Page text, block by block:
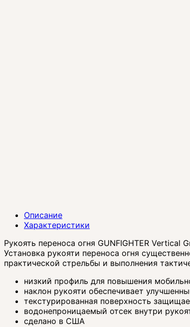
Описание
Характеристики
Рукоять переноса огня GUNFIGHTER
Установка рукояти переноса огня
практической стрельбы и выполнения
Подробнее:https://arsenal911.com.ua/p395-
picatinny
низкий профиль для повышения
наклон рукояти обеспечивает
текстурированная поверхность
водонепроницаемый отсек внутри
сделано в США